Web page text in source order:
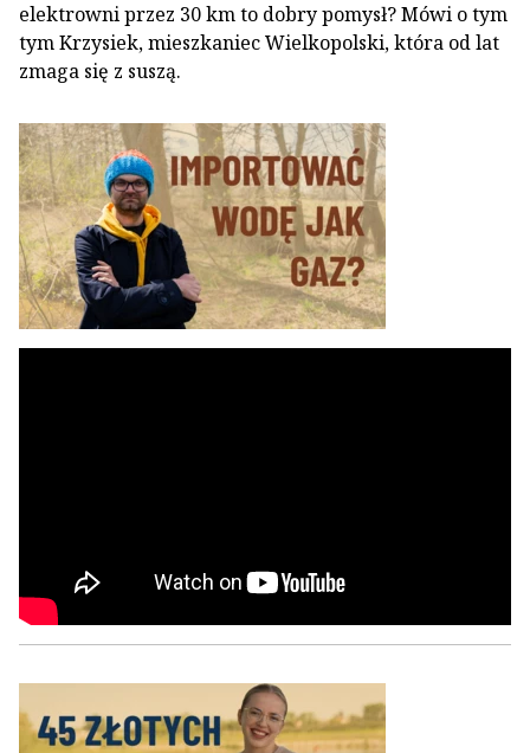
elektrowni przez 30 km to dobry pomysł? Mówi o tym
tym Krzysiek, mieszkaniec Wielkopolski, która od lat
zmaga się z suszą.